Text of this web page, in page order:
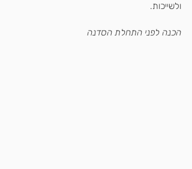
ולשייכות.
הכנה לפני התחלת הסדנה